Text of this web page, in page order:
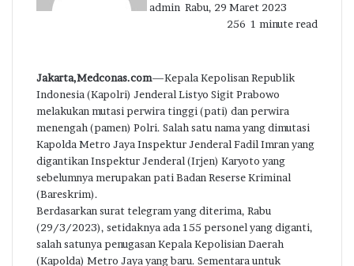
admin Rabu, 29 Maret 2023
256 1 minute read
Jakarta,Medconas.com—Kepala Kepolisan Republik
Indonesia (Kapolri) Jenderal Listyo Sigit Prabowo
melakukan mutasi perwira tinggi (pati) dan perwira
menengah (pamen) Polri. Salah satu nama yang dimutasi
Kapolda Metro Jaya Inspektur Jenderal Fadil Imran yang
digantikan Inspektur Jenderal (Irjen) Karyoto yang
sebelumnya merupakan pati Badan Reserse Kriminal
(Bareskrim).
Berdasarkan surat telegram yang diterima, Rabu
(29/3/2023), setidaknya ada 155 personel yang diganti,
salah satunya penugasan Kepala Kepolisian Daerah
(Kapolda) Metro Jaya yang baru. Sementara untuk